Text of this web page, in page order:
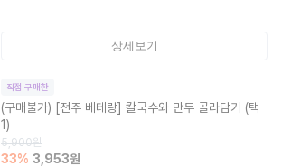
상세보기
직접 구매한
(구매불가) [전주 베테랑] 칼국수와 만두 골라담기 (택
1)
5,900원
33% 3,953원